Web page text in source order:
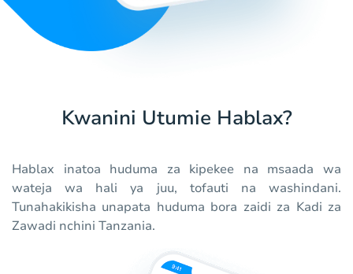
Kwanini Utumie Hablax?
Hablax inatoa huduma za kipekee na msaada wa
wateja wa hali ya juu, tofauti na washindani.
Tunahakikisha unapata huduma bora zaidi za Kadi za
Zawadi nchini Tanzania.